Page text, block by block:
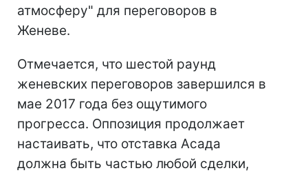
атмосферу" для переговоров в
Женеве.
Отмечается, что шестой раунд
женевских переговоров завершился в
мае 2017 года без ощутимого
прогресса. Оппозиция продолжает
настаивать, что отставка Асада
должна быть частью любой сделки,